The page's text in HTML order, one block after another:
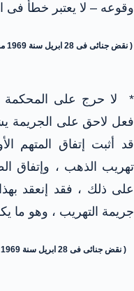
وقوعه – لا يعتبر خطأ فى
* لا حرج على المحكمة
فعل لاحق على الجريمة
قد أثبت إتفاق المتهم
تهريب الذهب ، وإتفاق
على ذلك ، فقد إنعقد
جريمة التهريب ، وهو ما